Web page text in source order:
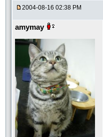
2004-08-16 02:38 PM
amymay